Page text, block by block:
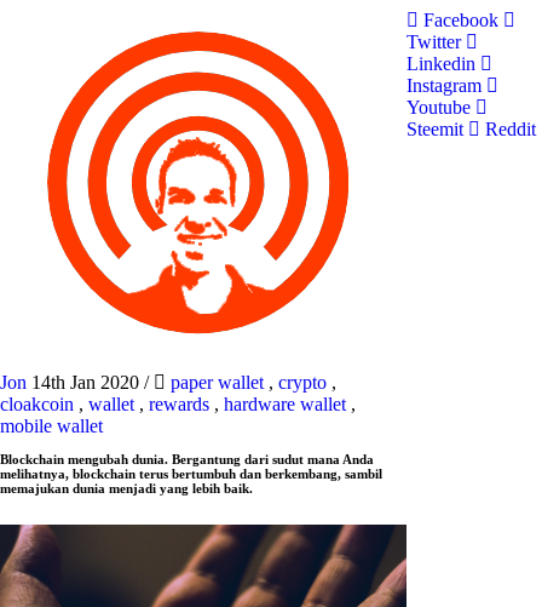
Jon 14th Jan 2020 / paper wallet , crypto ,
cloakcoin , wallet , rewards , hardware wallet ,
mobile wallet
Blockchain mengubah dunia. Bergantung dari sudut mana Anda
melihatnya, blockchain terus bertumbuh dan berkembang, sambil
memajukan dunia menjadi yang lebih baik.
Facebook
Twitter
Linkedin
Instagram
Youtube
Steemit
Reddit